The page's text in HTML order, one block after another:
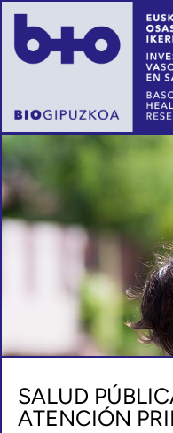
SALUD
ATENCIÓN